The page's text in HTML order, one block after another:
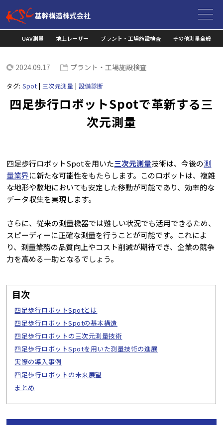
UAV測量 地上レーザー プラント・工場施設検査 その他測量全般
HOME コラム プラント・工場施設検査 四足歩行ロボット
2024.09.17 プラント・工場施設検査
タグ:Spot | 三次元測量 | 設備診断
四足歩行ロボットSpotで革新する三
次元測量
四足歩行ロボットSpotを用いた三次元測量技術は、今後の測
量業界に新たな可能性をもたらします。このロボットは、複雑
な地形や敷地においても安定した移動が可能であり、効率的な
データ収集を実現します。
さらに、従来の測量機器では難しい状況でも活用できるため、
スピーディーに正確な測量を行うことが可能です。これによ
り、測量業務の品質向上やコスト削減が期待でき、企業の競争
力を高める一助となるでしょう。
四足歩行ロボットSpotとは
四足歩行ロボットSpotの基本構造
四足歩行ロボットの三次元測量技術
四足歩行ロボットSpotを用いた測量技術の進展
実際の導入事例
四足歩行ロボットの未来展望
まとめ